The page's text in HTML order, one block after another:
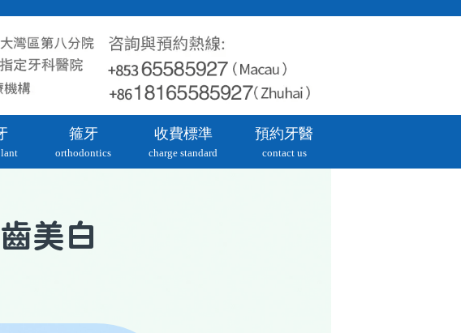
箍牙
orthodontics
收費標準
charge standard
預約牙醫
contact us
美白